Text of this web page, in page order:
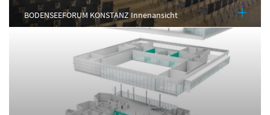
BODENSEEFORUM KONSTANZ Innenansicht